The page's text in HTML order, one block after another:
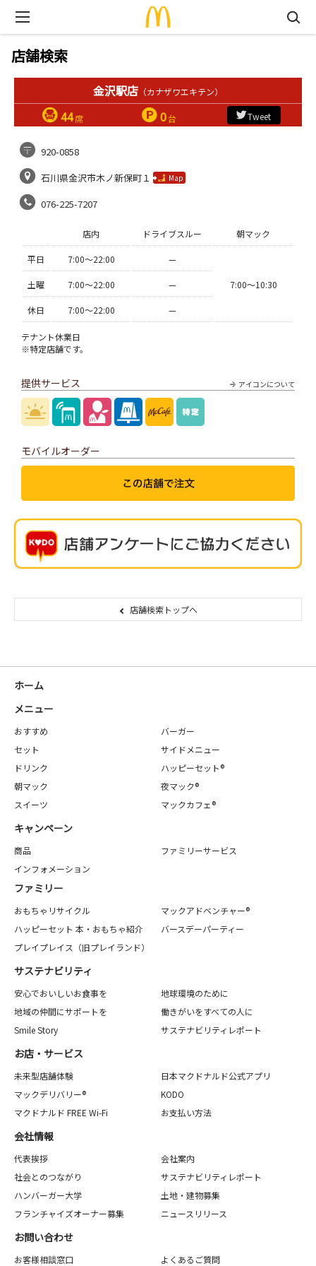
店舗検索
金沢駅店 （カナザワエキテン）
44席 0台 Tweet
920-0858
石川県金沢市木ノ新保町１
Map
076-225-7207
店内 ドライブスルー 朝マック
平日 7:00〜22:00 —
7:00〜10:30
土曜 7:00〜22:00 —
休日 7:00〜22:00 —
テナント休業日
※特定店舗です。
アイコンについて
提供サービス
モバイルオーダー
店舗検索トップへ
ホーム
メニュー
おすすめ
バーガー
セット
サイドメニュー
ドリンク
ハッピーセット®
朝マック
夜マック®
スイーツ
マックカフェ®
キャンペーン
商品
ファミリーサービス
インフォメーション
ファミリー
おもちゃリサイクル
マックアドベンチャー®
ハッピーセット 本・おもちゃ紹介
バースデーパーティー
プレイプレイス（旧プレイランド）
サステナビリティ
安心でおいしいお食事を
地球環境のために
地域の仲間にサポートを
働きがいをすべての人に
Smile Story
サステナビリティレポート
お店・サービス
未来型店舗体験
日本マクドナルド公式アプリ
マックデリバリー®
KODO
マクドナルド FREE Wi-Fi
お支払い方法
会社情報
代表挨拶
会社案内
社会とのつながり
サステナビリティレポート
ハンバーガー大学
土地・建物募集
フランチャイズオーナー募集
ニュースリリース
お問い合わせ
お客様相談窓口 よくあるご質問